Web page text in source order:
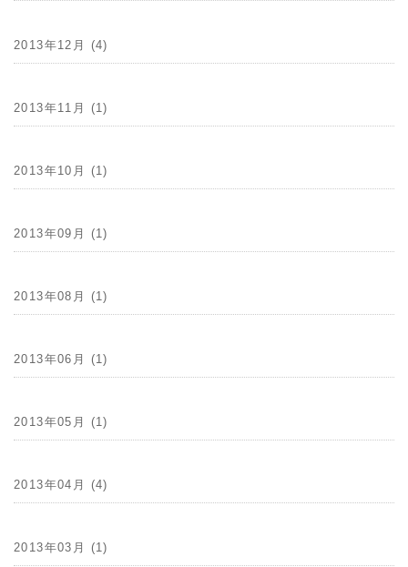
2013年12月 (4)
2013年11月 (1)
2013年10月 (1)
2013年09月 (1)
2013年08月 (1)
2013年06月 (1)
2013年05月 (1)
2013年04月 (4)
2013年03月 (1)